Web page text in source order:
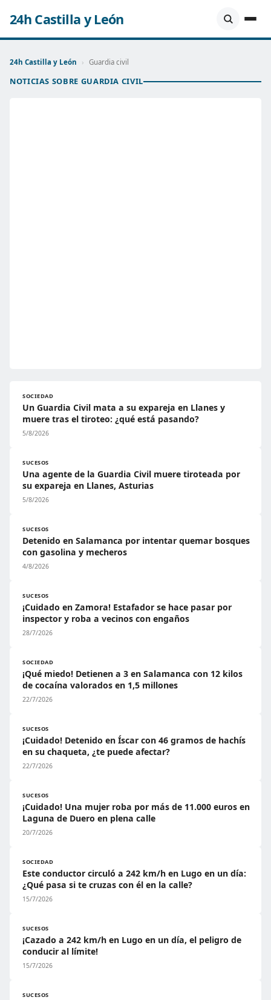
24h Castilla y León
24h Castilla y León › Guardia civil
NOTICIAS SOBRE GUARDIA CIVIL
SOCIEDAD
Un Guardia Civil mata a su expareja en Llanes y
muere tras el tiroteo: ¿qué está pasando?
5/8/2026
SUCESOS
Una agente de la Guardia Civil muere tiroteada por
su expareja en Llanes, Asturias
5/8/2026
SUCESOS
Detenido en Salamanca por intentar quemar bosques
con gasolina y mecheros
4/8/2026
SUCESOS
¡Cuidado en Zamora! Estafador se hace pasar por
inspector y roba a vecinos con engaños
28/7/2026
SOCIEDAD
¡Qué miedo! Detienen a 3 en Salamanca con 12 kilos
de cocaína valorados en 1,5 millones
22/7/2026
SUCESOS
¡Cuidado! Detenido en Íscar con 46 gramos de hachís
en su chaqueta, ¿te puede afectar?
22/7/2026
SUCESOS
¡Cuidado! Una mujer roba por más de 11.000 euros en
Laguna de Duero en plena calle
20/7/2026
SOCIEDAD
Este conductor circuló a 242 km/h en Lugo en un día:
¿Qué pasa si te cruzas con él en la calle?
15/7/2026
SUCESOS
¡Cazado a 242 km/h en Lugo en un día, el peligro de
conducir al límite!
15/7/2026
SUCESOS